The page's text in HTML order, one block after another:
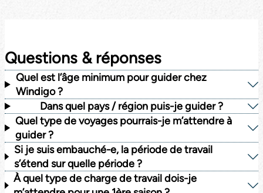
Questions & réponses
Quel est l’âge minimum pour guider chez
Windigo ?
Dans quel pays / région puis-je guider ?
Quel type de voyages pourrais-je m’attendre à
guider ?
Si je suis embauché-e, la période de travail
s’étend sur quelle période ?
À quel type de charge de travail dois-je